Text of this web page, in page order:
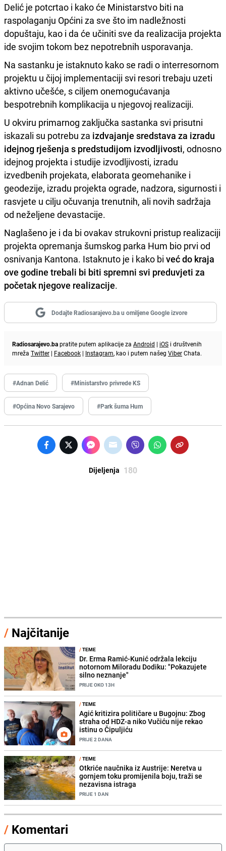
Delić je potcrtao i kako će Ministarstvo biti na
raspolaganju Općini za sve što im nadležnosti
dopuštaju, kao i da će učiniti sve da realizacija projekta
ide svojim tokom bez nepotrebnih usporavanja.
Na sastanku je istaknuto kako se radi o interresornom
projektu u čijoj implementaciji svi resori trebaju uzeti
aktivno učešće, s ciljem onemogućavanja
bespotrebnih komplikacija u njegovoj realizaciji.
U okviru primarnog zaključka sastanka svi prisutni
iskazali su potrebu za izdvajanje sredstava za izradu
idejnog rješenja s predstudijom izvodljivosti, odnosno
idejnog projekta i studije izvodljivosti, izradu
izvedbenih projekata, elaborata geomehanike i
geodezije, izradu projekta ograde, nadzora, sigurnosti i
rasvjete u cilju očuvanja trenutnih, ali novih sadržaja
od neželjene devastacije.
Naglašeno je i da bi ovakav strukovni pristup realizaciji
projekta opremanja šumskog parka Hum bio prvi od
osnivanja Kantona. Istaknuto je i kako bi već do kraja
ove godine trebali bi biti spremni svi preduvjeti za
početak njegove realizacije.
Dodajte Radiosarajevo.ba u omiljene Google izvore
Radiosarajevo.bapratite putem aplikacije za Android | iOS i društvenih
mreža Twitter | Facebook | Instagram, kao i putem našeg ViberChata.
#Adnan Delić #Ministarstvo privrede KS
#Općina Novo Sarajevo #Park šuma Hum
Dijeljenja 180
/ Najčitanije
/TEME
Dr. Erma Ramić-Kunić održala lekciju
notornom Miloradu Dodiku: "Pokazujete
silno neznanje"
PRIJE OKO 13H
/TEME
Agić kritizira političare u Bugojnu: Zbog
straha od HDZ-a niko Vučiću nije rekao
istinu o Čipuljiću
PRIJE 2 DANA
/TEME
Otkriće naučnika iz Austrije: Neretva u
gornjem toku promijenila boju, traži se
nezavisna istraga
PRIJE 1 DAN
/ Komentari